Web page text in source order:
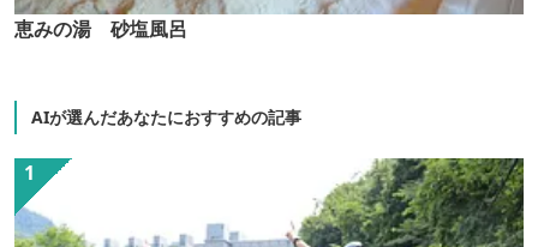
恵みの湯 砂塩風呂
AIが選んだあなたにおすすめの記事